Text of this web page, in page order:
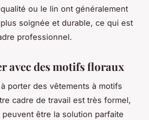
ou le lin ont généralement
soignée et durable, ce qui est
professionnel.
avec des motifs floraux
porter des vêtements à motifs
cadre de travail est très formel,
être la solution parfaite